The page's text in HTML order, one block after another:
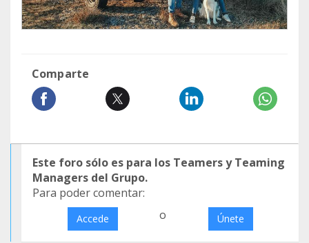
Comparte
Este foro sólo es para los Teamers y Teaming
Managers del Grupo.
Para poder comentar:
Accede o Únete